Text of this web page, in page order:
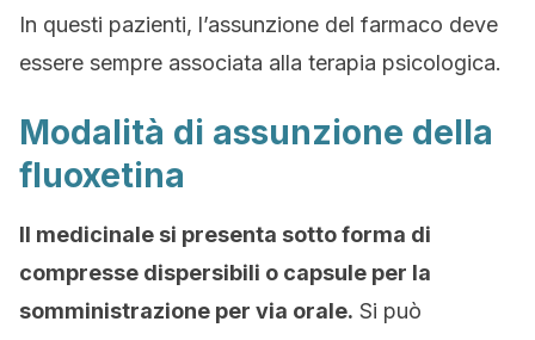
In questi pazienti, l’assunzione del farmaco deve
essere sempre associata alla terapia psicologica.
Modalità di assunzione della
fluoxetina
Il medicinale si presenta sotto forma di
compresse dispersibili o capsule per la
somministrazione per via orale. Si può